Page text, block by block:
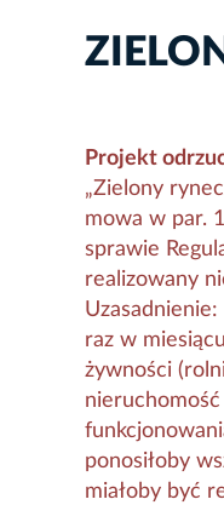
Projekt
„Zielony
mowa w par.
sprawie
realizowany
raz w
żywności
ponosiłoby
miałoby być